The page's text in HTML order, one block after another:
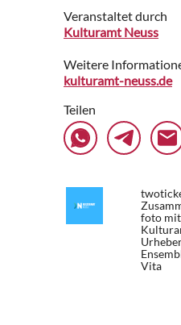
Veranstaltet durch
Kulturamt Neuss
Weitere
kulturamt-neuss.de
Teilen
foto mit
Vita